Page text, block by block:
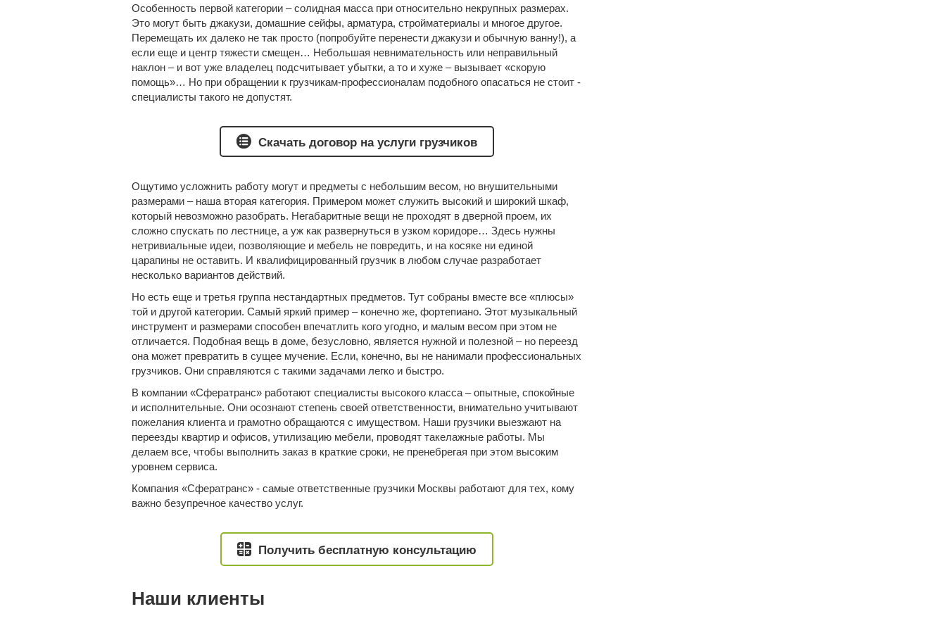
Особенность первой категории – солидная масса при относительно некрупных размерах.
Это могут быть джакузи, домашние сейфы, арматура, стройматериалы и многое другое.
Перемещать их далеко не так просто (попробуйте перенести джакузи и обычную ванну!), а
если еще и центр тяжести смещен… Небольшая невнимательность или неправильный
наклон – и вот уже владелец подсчитывает убытки, а то и хуже – вызывает «скорую
помощь»… Но при обращении к грузчикам-профессионалам подобного опасаться не стоит -
специалисты такого не допустят.
Скачать договор на услуги грузчиков
Ощутимо усложнить работу могут и предметы с небольшим весом, но внушительными
размерами – наша вторая категория. Примером может служить высокий и широкий шкаф,
который невозможно разобрать. Негабаритные вещи не проходят в дверной проем, их
сложно спускать по лестнице, а уж как развернуться в узком коридоре… Здесь нужны
нетривиальные идеи, позволяющие и мебель не повредить, и на косяке ни единой
царапины не оставить. И квалифицированный грузчик в любом случае разработает
несколько вариантов действий.
Но есть еще и третья группа нестандартных предметов. Тут собраны вместе все «плюсы»
той и другой категории. Самый яркий пример – конечно же, фортепиано. Этот музыкальный
инструмент и размерами способен впечатлить кого угодно, и малым весом при этом не
отличается. Подобная вещь в доме, безусловно, является нужной и полезной – но переезд
она может превратить в сущее мучение. Если, конечно, вы не нанимали профессиональных
грузчиков. Они справляются с такими задачами легко и быстро.
В компании «Сфератранс» работают специалисты высокого класса – опытные, спокойные
и исполнительные. Они осознают степень своей ответственности, внимательно учитывают
пожелания клиента и грамотно обращаются с имуществом. Наши грузчики выезжают на
переезды квартир и офисов, утилизацию мебели, проводят такелажные работы. Мы
делаем все, чтобы выполнить заказ в краткие сроки, не пренебрегая при этом высоким
уровнем сервиса.
Компания «Сфератранс» - самые ответственные грузчики Москвы работают для тех, кому
важно безупречное качество услуг.
Получить бесплатную консультацию
Наши клиенты